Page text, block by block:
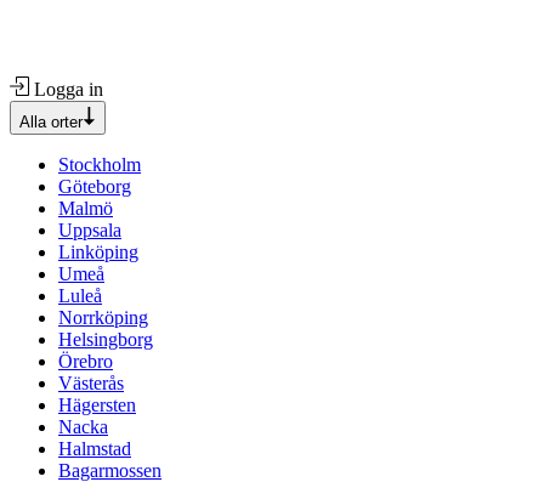
Logga in
Alla orter
Stockholm
Göteborg
Malmö
Uppsala
Linköping
Umeå
Luleå
Norrköping
Helsingborg
Örebro
Västerås
Hägersten
Nacka
Halmstad
Bagarmossen